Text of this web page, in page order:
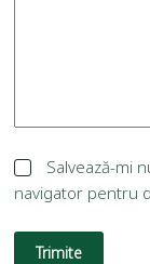
Salvează-mi
navigator pentru
Trimite